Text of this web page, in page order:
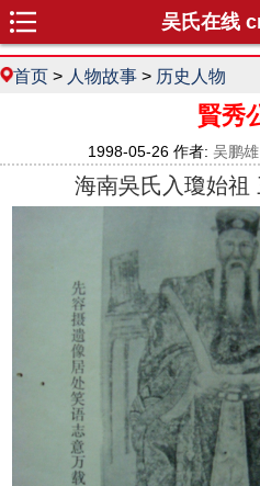
吴氏在线
首页 > 人物故事 > 历史人物
賢秀
1998-05-26 作者: 吴鹏雄
海南吳氏入瓊始祖